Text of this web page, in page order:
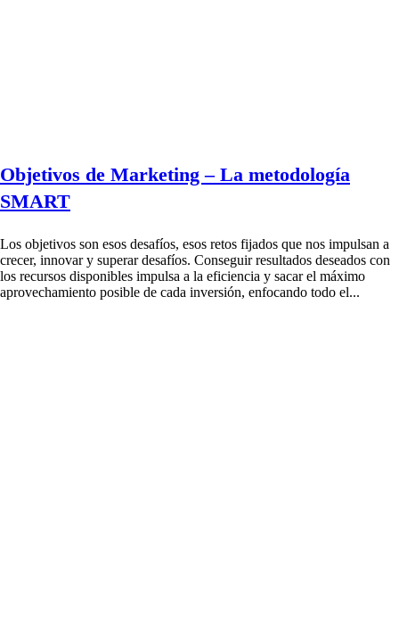
Objetivos de Marketing – La metodología
SMART
Los objetivos son esos desafíos, esos retos fijados que nos impulsan a
crecer, innovar y superar desafíos. Conseguir resultados deseados con
los recursos disponibles impulsa a la eficiencia y sacar el máximo
aprovechamiento posible de cada inversión, enfocando todo el...